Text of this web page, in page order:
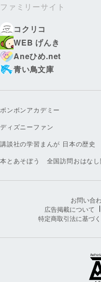
ファミリーサイト
コクリコ
WEB げんき
Aneひめ.net
青い鳥文庫
ボンボンアカデミー
ディズニーファン
講談社の学習まんが 日本の歴史
本とあそぼう 全国訪問おはなし
お問い合
広告掲載について
特定商取引法に基づ